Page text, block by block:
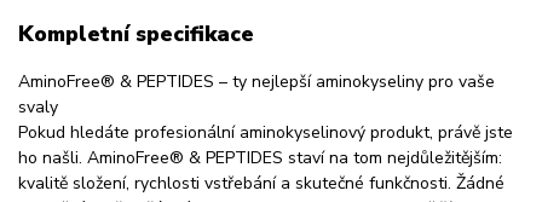
Kompletní specifikace
AminoFree® & PEPTIDES – ty nejlepší aminokyseliny pro vaše
svaly
Pokud hledáte profesionální aminokyselinový produkt, právě jste
ho našli. AminoFree® & PEPTIDES staví na tom nejdůležitějším:
kvalitě složení, rychlosti vstřebání a skutečné funkčnosti. Žádné